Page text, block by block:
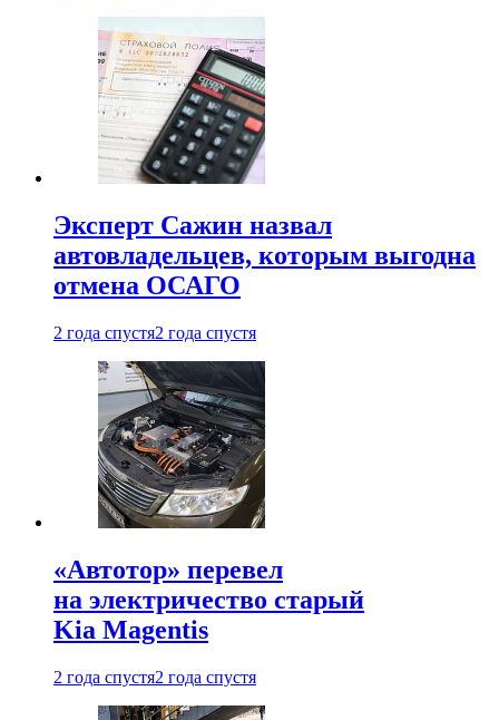
Эксперт Сажин назвал
автовладельцев, которым выгодна
отмена ОСАГО
2 года спустя2 года спустя
«Автотор» перевел
на электричество старый
Kia Magentis
2 года спустя2 года спустя